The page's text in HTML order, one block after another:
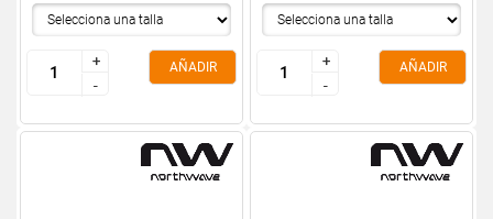
+
-
+
-
AÑADIR
+
-
+
-
AÑADIR